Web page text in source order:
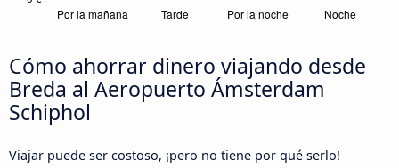
Cómo ahorrar dinero viajando desde
Breda al Aeropuerto Ámsterdam
Schiphol
Viajar puede ser costoso, ¡pero no tiene por qué serlo!